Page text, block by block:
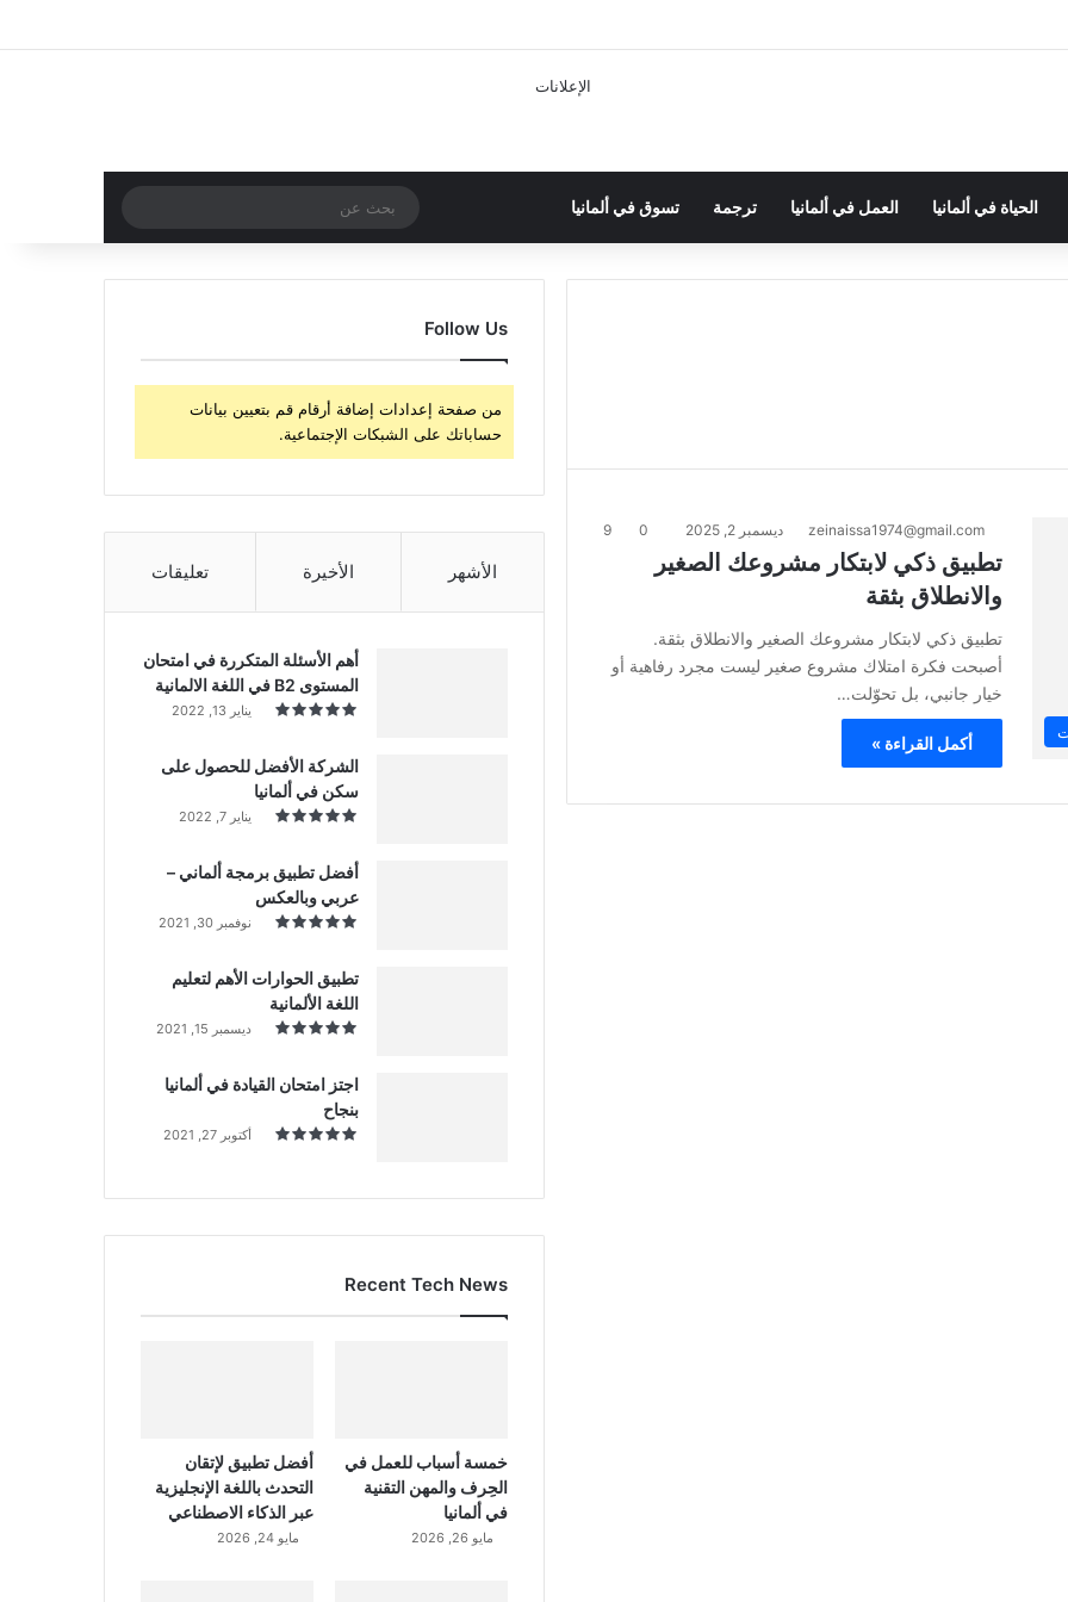
الإعلانات
الحياة في ألمانيا العمل في ألمانيا ترجمة تسوق في ألمانيا مقال عشوائي
عن
zeinaissa1974@gmail.com ديسمبر 2, 2025 0
9
تطبيق ذكي لابتكار مشروعك الصغير
والانطلاق بثقة
تطبيق ذكي لابتكار مشروعك الصغير والانطلاق بثقة.
أصبحت فكرة امتلاك مشروع صغير ليست مجرد رفاهية أو
خيار جانبي، بل تحوّلت…
أكمل القراءة »
Follow Us
من صفحة إعدادات إضافة أرقام قم بتعيين بيانات
حساباتك على الشبكات الإجتماعية.
الأشهر الأخيرة تعليقات
أهم الأسئلة المتكررة في امتحان
المستوى B2 في اللغة الالمانية
يناير 13, 2022
الشركة الأفضل للحصول على
سكن في ألمانيا
يناير 7, 2022
أفضل تطبيق برمجة ألماني –
عربي وبالعكس
نوفمبر 30, 2021
تطبيق الحوارات الأهم لتعليم
اللغة الألمانية
ديسمبر 15, 2021
اجتز امتحان القيادة في ألمانيا
بنجاح
أكتوبر 27, 2021
Recent Tech News
خمسة أسباب للعمل في
الحِرف والمهن التقنية
في ألمانيا
مايو 26, 2026
أفضل تطبيق لإتقان
التحدث باللغة الإنجليزية
عبر الذكاء الاصطناعي
مايو 24, 2026